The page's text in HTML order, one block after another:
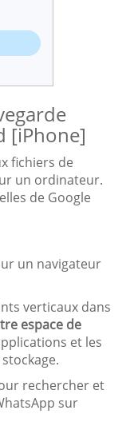
[iPhone]
fichiers de
un ordinateur.
de Google
un navigateur
verticaux dans
espace de
et les
rechercher et
sur